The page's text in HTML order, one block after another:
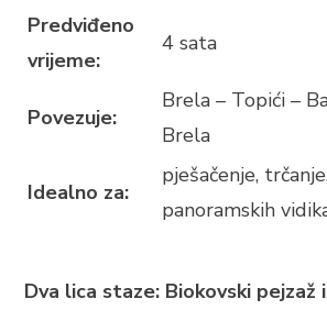
Predviđeno
vrijeme:
4 sata
Povezuje:
Brela – Topići –
Brela
Idealno za:
pješačenje,
panoramskih
Dva lica staze: Biokovski pejzaž